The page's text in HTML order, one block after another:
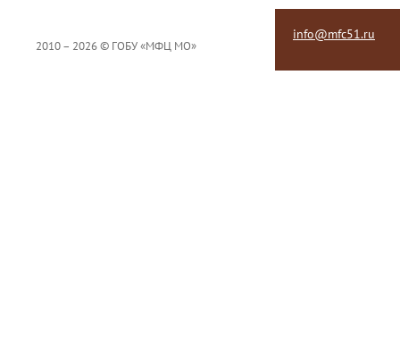
2010 – 2026 © ГОБУ «МФЦ МО»
info@mfc51.ru